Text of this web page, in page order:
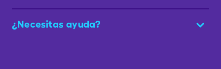
¿Necesitas ayuda?